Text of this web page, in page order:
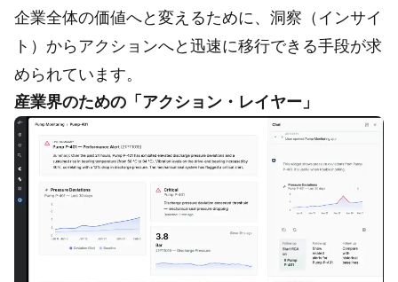
企業全体の価値へと変えるために、洞察（インサイ
ト）からアクションへと迅速に移行できる手段が求
められています。
産業界のための「アクション・レイヤー」